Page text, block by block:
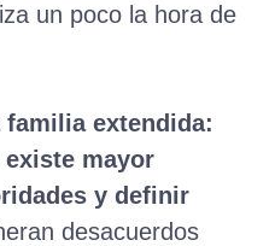
un poco la hora de
extendida:
mayor
y definir
desacuerdos